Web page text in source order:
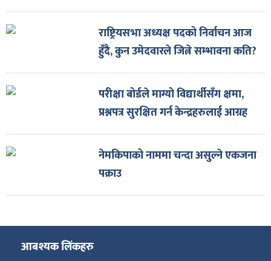
राष्ट्रियसभा अध्यक्ष पदको निर्वाचन आज
हुँदै, कुन उमेदवारले जित्ने सम्भावना कति?
परीक्षा बोर्डले माग्यो विद्यार्थीसँग क्षमा,
प्रश्नपत्र सुरक्षित गर्न केन्द्रहरुलाई आग्रह
नेमकिपाको नाममा चन्दा असुल्ने एकजना
पक्राउ
आबश्यक लिंकहरु